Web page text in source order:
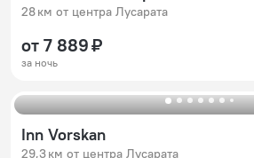
28 км от центра Лусарата
от 7 889 ₽
за ночь
Inn Vorskan
29,3 км от центра Лусарата